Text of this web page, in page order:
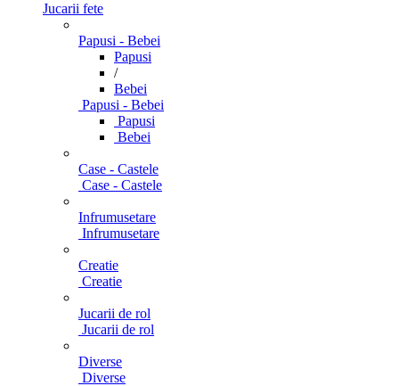
Jucarii fete
Papusi - Bebei
Papusi
/
Bebei
Papusi - Bebei
Papusi
Bebei
Case - Castele
Case - Castele
Infrumusetare
Infrumusetare
Creatie
Creatie
Jucarii de rol
Jucarii de rol
Diverse
Diverse